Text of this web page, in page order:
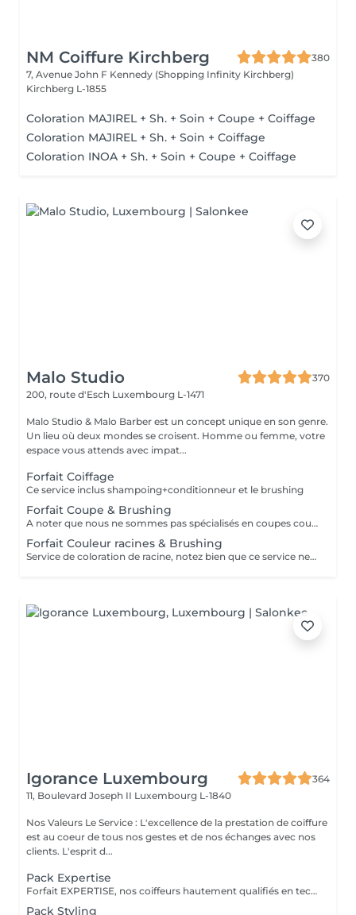
NM Coiffure Kirchberg
380
7, Avenue John F Kennedy (Shopping Infinity Kirchberg)
Kirchberg L-1855
Coloration MAJIREL + Sh. + Soin + Coupe + Coiffage
Coloration MAJIREL + Sh. + Soin + Coiffage
Coloration INOA + Sh. + Soin + Coupe + Coiffage
Malo Studio
370
200, route d'Esch Luxembourg L-1471
Malo Studio & Malo Barber est un concept unique en son genre.
Un lieu où deux mondes se croisent. Homme ou femme, votre
espace vous attends avec impat...
Forfait Coiffage
Ce service inclus shampoing+conditionneur et le brushing
Forfait Coupe & Brushing
A noter que nous ne sommes pas spécialisés en coupes courtes.
Forfait Couleur racines & Brushing
Service de coloration de racine, notez bien que ce service ne permet pas d‘effectuer d’importants éclaircissements tel qu‘un balayage ou des mèches.
Igorance Luxembourg
364
11, Boulevard Joseph II Luxembourg L-1840
Nos Valeurs Le Service : L'excellence de la prestation de coiffure
est au coeur de tous nos gestes et de nos échanges avec nos
clients. L'esprit d...
Pack Expertise
Forfait EXPERTISE, nos coiffeurs hautement qualifiés en technique anglo-saxonne, en formation continu et diplômés d’une académie anglaise à Paris. Vous offre une séance d’une heure avec votre coach en suivi beauté. Ce pack inclus : 1 h de prestation Un diagnostique personnalisé Shampoing spécifique Haircare Conditioner spécifique Produit de coiffage Coupe Styling Produit de finition
Pack Styling